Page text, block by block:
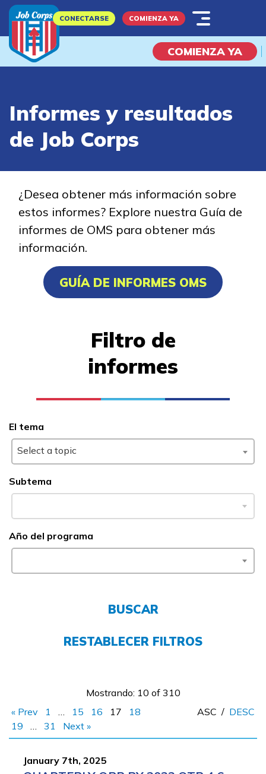
to
main
content
CONECTARSE COMIENZA YA
COMIENZA YA
¿Qué es Job Corps?
Explorar Posibilidades
Estudiante potencial
Padre
Empleador
Exalumnos
Portal de aplicaciones
y graduados
Informes y Resultados
English
CONECTARSE
COMIENZA YA
Informes y resultados
de Job Corps
¿Desea obtener más información sobre
estos informes? Explore nuestra Guía de
informes de OMS para obtener más
información.
GUÍA DE INFORMES OMS
Filtro de
informes
El tema
Select a topic
Subtema
Año del programa
BUSCAR
RESTABLECER FILTROS
Mostrando: 10 of 310
« Prev
1 … 15 16 17
18
19
… 31 Next »
ASC / DESC
January 7th, 2025